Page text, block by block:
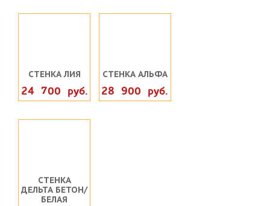
СТЕНКА ЛИЯ
24 700 руб.
СТЕНКА АЛЬФА
28 900 руб.
СТЕНКА
ДЕЛЬТА БЕТОН/
БЕЛАЯ